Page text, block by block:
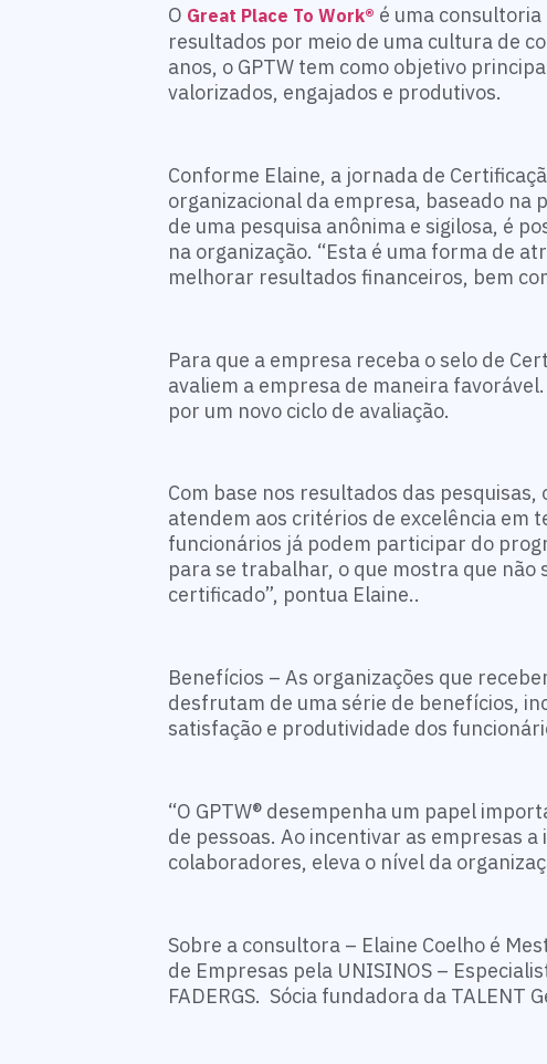
O Great Place To Work® é uma
resultados por meio de uma cultura de
anos, o GPTW tem como objetivo
valorizados, engajados e produtivos.
Conforme Elaine, a jornada de
organizacional da empresa, baseado na
de uma pesquisa anônima e sigilosa, é
na organização. “Esta é uma forma de
melhorar resultados financeiros, bem
Para que a empresa receba o selo de
avaliem a empresa de maneira favorável.
por um novo ciclo de avaliação.
Com base nos resultados das
atendem aos critérios de excelência em
funcionários já podem participar do
para se trabalhar, o que mostra que
certificado”, pontua Elaine..
Benefícios – As organizações que
desfrutam de uma série de benefícios,
satisfação e produtividade dos
“O GPTW® desempenha um papel
de pessoas. Ao incentivar as empresas
colaboradores, eleva o nível da
Sobre a consultora – Elaine Coelho é
de Empresas pela UNISINOS –
FADERGS. Sócia fundadora da TALENT